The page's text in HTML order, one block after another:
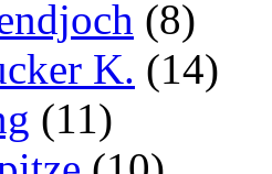
(8)
K. (14)
(11)